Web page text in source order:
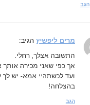
הגב
מרים ליפשיץ הגיב:
התשובה אצלך, רחלי.
אך כפי שאני מכירה
ועד לכשתהיי אמא- יש
בהצלחה!
הגב